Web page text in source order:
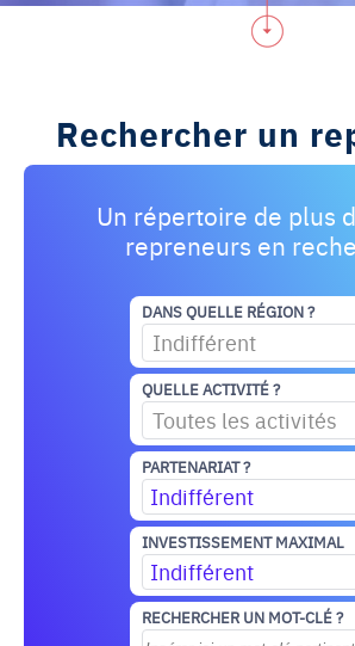
Rechercher un
Un répertoire de plus
repreneurs en
DANS QUELLE RÉGION ?
Indifférent
QUELLE ACTIVITÉ ?
Toutes les activités
PARTENARIAT ?
Indifférent
INVESTISSEMENT MAXIMAL
Indifférent
RECHERCHER UN MOT-CLÉ ?